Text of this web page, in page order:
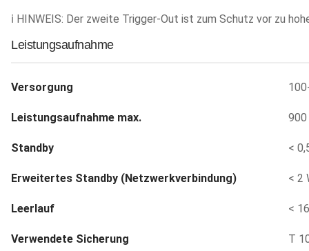
ℹ HINWEIS: Der zweite Trigger-Out ist zum Schutz vor zu
Leistungsaufnahme
Versorgung
Leistungsaufnahme max. 900
Standby <
Erweitertes Standby (Netzwerkverbindung) < 2
Leerlauf <
Verwendete Sicherung T